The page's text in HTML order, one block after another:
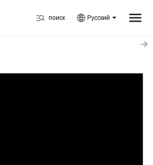
поиск Русский